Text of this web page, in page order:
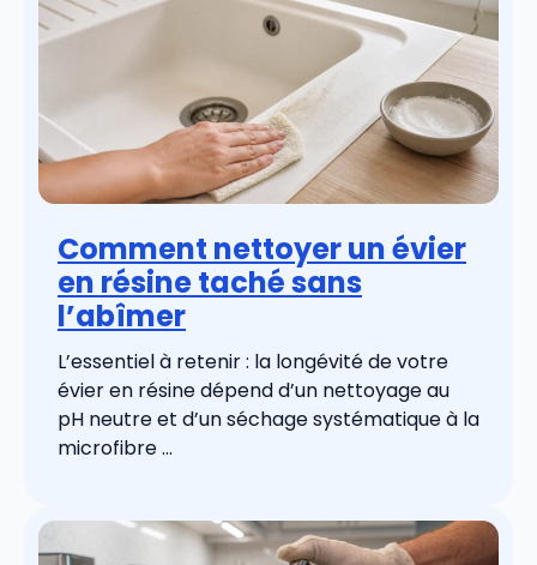
Comment nettoyer un évier
en résine taché sans
l’abîmer
L’essentiel à retenir : la longévité de votre
évier en résine dépend d’un nettoyage au
pH neutre et d’un séchage systématique à la
microfibre ...